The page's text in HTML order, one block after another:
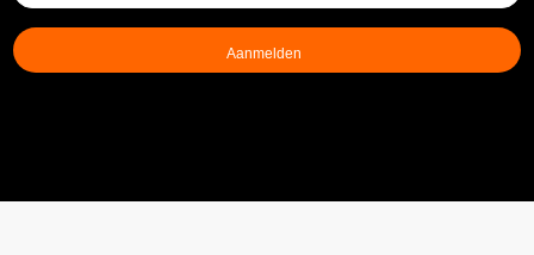
mailadres
(Vereist)